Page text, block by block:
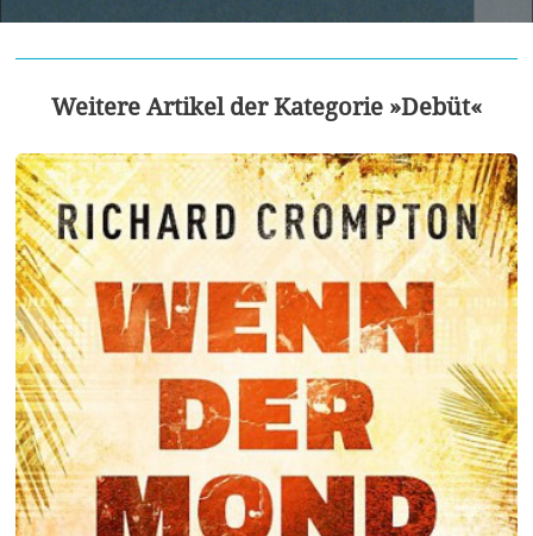
Weitere Artikel der Kategorie »Debüt«